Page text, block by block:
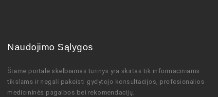
Naudojimo Sąlygos
Šiame portale skelbiamas turinys yra skirtas tik informaciniams
tikslams ir negali pakeisti gydytojo konsultacijos, profesionalios
medicininės pagalbos bei rekomendacijų.